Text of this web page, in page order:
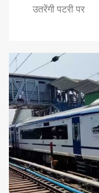
उतरेंगी पटरी पर